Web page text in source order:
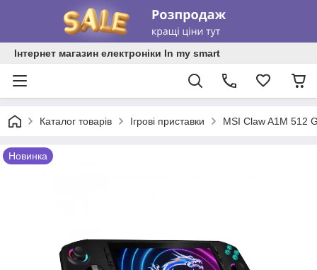
Інтернет магазин електроніки In my smart
Каталог товарів Ігрові приставки MSI Claw A1M 512
Новинка